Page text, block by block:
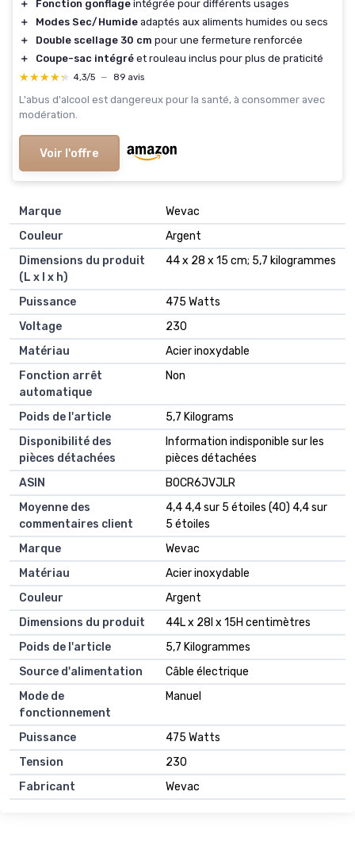
＋ Fonction gonflage intégrée pour différents usages
＋
Modes Sec/Humide adaptés aux aliments humides ou secs
＋
Double scellage 30 cm pour une fermeture renforcée
＋
Coupe-sac intégré et rouleau inclus pour plus de praticité
★★★★★
★★★★★ 4,3/5 — 89 avis
L'abus d'alcool est dangereux pour la santé, à consommer avec
modération.
Voir l'offre
Marque
‎Wevac
Couleur
‎Argent
Dimensions du produit
(L x l x h)
‎44 x 28 x 15 cm; 5,7 kilogrammes
Puissance
‎475 Watts
Voltage
‎230
Matériau
‎Acier inoxydable
Fonction arrêt
automatique
‎Non
Poids de l'article
‎5,7 Kilograms
Disponibilité des
pièces détachées
‎Information indisponible sur les
pièces détachées
ASIN
B0CR6JVJLR
Moyenne des
commentaires client
4,4 4,4 sur 5 étoiles (40) 4,4 sur
5 étoiles
Marque
Wevac
Matériau
Acier inoxydable
Couleur
Argent
Dimensions du produit
44L x 28l x 15H centimètres
Poids de l'article
5,7 Kilogrammes
Source d'alimentation
Câble électrique
Mode de
fonctionnement
Manuel
Puissance
475 Watts
Tension
230
Fabricant
Wevac